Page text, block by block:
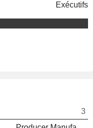
Exécutifs
3